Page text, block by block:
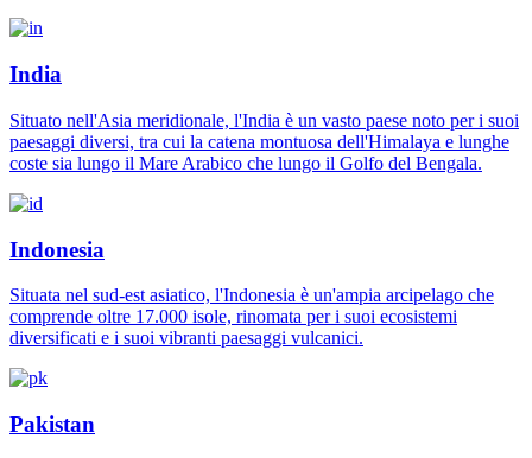
India
Situato nell'Asia meridionale, l'India è un vasto paese noto per i suoi
paesaggi diversi, tra cui la catena montuosa dell'Himalaya e lunghe
coste sia lungo il Mare Arabico che lungo il Golfo del Bengala.
Indonesia
Situata nel sud-est asiatico, l'Indonesia è un'ampia arcipelago che
comprende oltre 17.000 isole, rinomata per i suoi ecosistemi
diversificati e i suoi vibranti paesaggi vulcanici.
Pakistan